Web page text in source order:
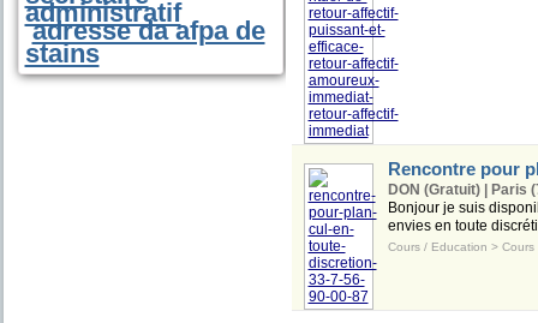
administratif
adresse da afpa de
stains
Rencontre pour
DON (Gratuit) | Paris
Bonjour je suis
envies en toute
Cours / Education > Cours